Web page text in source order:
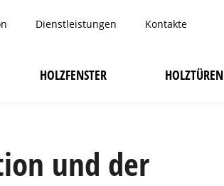
Dienstleistungen Kontakte
HOLZFENSTER HOLZTÜREN
und der